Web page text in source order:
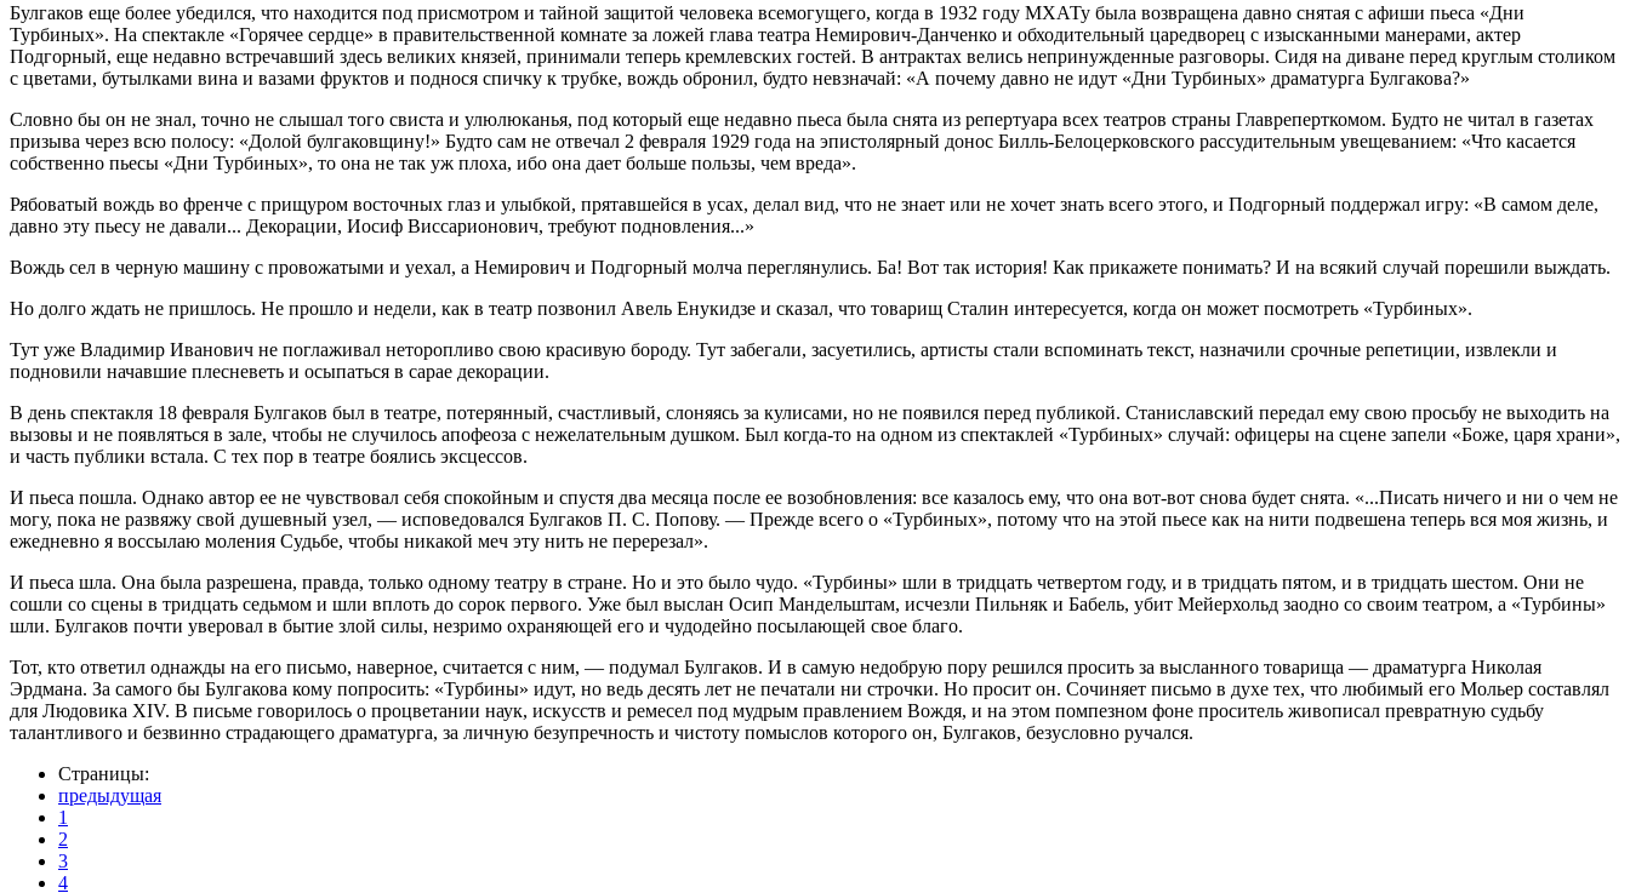
Булгаков еще более убедился, что находится под присмотром и тайной защитой человека всемогущего, когда в 1932 году МХАТу была возвращена давно снятая с афиши пьеса «Дни
Турбиных». На спектакле «Горячее сердце» в правительственной комнате за ложей глава театра Немирович-Данченко и обходительный царедворец с изысканными манерами, актер
Подгорный, еще недавно встречавший здесь великих князей, принимали теперь кремлевских гостей. В антрактах велись непринужденные разговоры. Сидя на диване перед круглым столиком
с цветами, бутылками вина и вазами фруктов и поднося спичку к трубке, вождь обронил, будто невзначай: «А почему давно не идут «Дни Турбиных» драматурга Булгакова?»
Словно бы он не знал, точно не слышал того свиста и улюлюканья, под который еще недавно пьеса была снята из репертуара всех театров страны Главреперткомом. Будто не читал в газетах
призыва через всю полосу: «Долой булгаковщину!» Будто сам не отвечал 2 февраля 1929 года на эпистолярный донос Билль-Белоцерковского рассудительным увещеванием: «Что касается
собственно пьесы «Дни Турбиных», то она не так уж плоха, ибо она дает больше пользы, чем вреда».
Рябоватый вождь во френче с прищуром восточных глаз и улыбкой, прятавшейся в усах, делал вид, что не знает или не хочет знать всего этого, и Подгорный поддержал игру: «В самом деле,
давно эту пьесу не давали... Декорации, Иосиф Виссарионович, требуют подновления...»
Вождь сел в черную машину с провожатыми и уехал, а Немирович и Подгорный молча переглянулись. Ба! Вот так история! Как прикажете понимать? И на всякий случай порешили выждать.
Но долго ждать не пришлось. Не прошло и недели, как в театр позвонил Авель Енукидзе и сказал, что товарищ Сталин интересуется, когда он может посмотреть «Турбиных».
Тут уже Владимир Иванович не поглаживал неторопливо свою красивую бороду. Тут забегали, засуетились, артисты стали вспоминать текст, назначили срочные репетиции, извлекли и
подновили начавшие плесневеть и осыпаться в сарае декорации.
В день спектакля 18 февраля Булгаков был в театре, потерянный, счастливый, слоняясь за кулисами, но не появился перед публикой. Станиславский передал ему свою просьбу не выходить на
вызовы и не появляться в зале, чтобы не случилось апофеоза с нежелательным душком. Был когда-то на одном из спектаклей «Турбиных» случай: офицеры на сцене запели «Боже, царя храни»,
и часть публики встала. С тех пор в театре боялись эксцессов.
И пьеса пошла. Однако автор ее не чувствовал себя спокойным и спустя два месяца после ее возобновления: все казалось ему, что она вот-вот снова будет снята. «...Писать ничего и ни о чем не
могу, пока не развяжу свой душевный узел, — исповедовался Булгаков П. С. Попову. — Прежде всего о «Турбиных», потому что на этой пьесе как на нити подвешена теперь вся моя жизнь, и
ежедневно я воссылаю моления Судьбе, чтобы никакой меч эту нить не перерезал».
И пьеса шла. Она была разрешена, правда, только одному театру в стране. Но и это было чудо. «Турбины» шли в тридцать четвертом году, и в тридцать пятом, и в тридцать шестом. Они не
сошли со сцены в тридцать седьмом и шли вплоть до сорок первого. Уже был выслан Осип Мандельштам, исчезли Пильняк и Бабель, убит Мейерхольд заодно со своим театром, а «Турбины»
шли. Булгаков почти уверовал в бытие злой силы, незримо охраняющей его и чудодейно посылающей свое благо.
Тот, кто ответил однажды на его письмо, наверное, считается с ним, — подумал Булгаков. И в самую недобрую пору решился просить за высланного товарища — драматурга Николая
Эрдмана. За самого бы Булгакова кому попросить: «Турбины» идут, но ведь десять лет не печатали ни строчки. Но просит он. Сочиняет письмо в духе тех, что любимый его Мольер составлял
для Людовика XIV. В письме говорилось о процветании наук, искусств и ремесел под мудрым правлением Вождя, и на этом помпезном фоне проситель живописал превратную судьбу
талантливого и безвинно страдающего драматурга, за личную безупречность и чистоту помыслов которого он, Булгаков, безусловно ручался.
Страницы:
предыдущая
1
2
3
4